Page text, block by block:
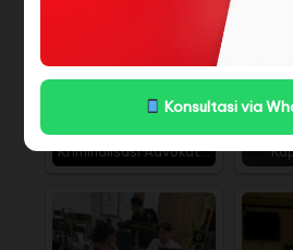
Konsultasi via
KERUNTUHAN PROFESI
Kriminalisasi Advokat…